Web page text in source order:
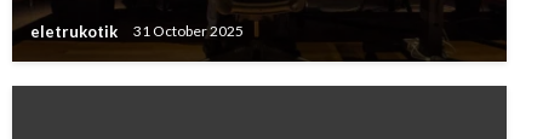
eletrukotik 31 October 2025